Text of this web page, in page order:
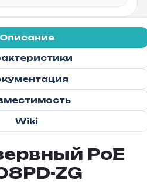
Описание
Wiki
PoE
ZG